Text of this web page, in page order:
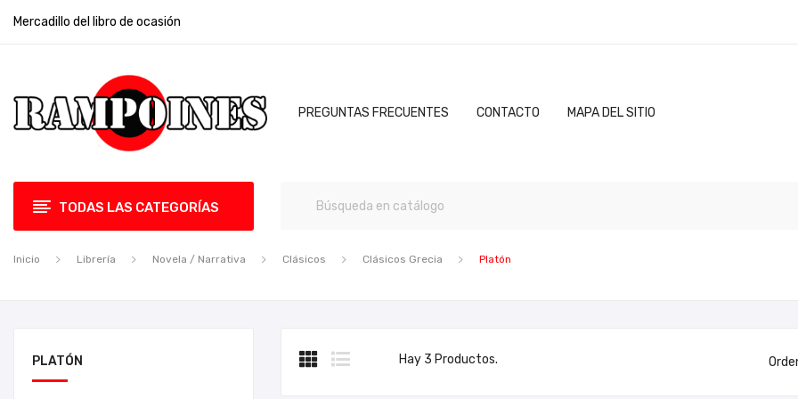
Mercadillo del libro de ocasión
PREGUNTAS FRECUENTES CONTACTO MAPA DEL SITIO
TODAS LAS CATEGORÍAS
Inicio Librería Novela / Narrativa Clásicos Clásicos Grecia Platón
PLATÓN Hay 3 Productos.